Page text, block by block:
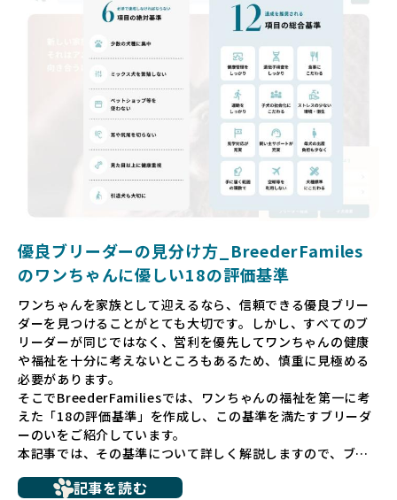
っても大きな負担であり、ワンちゃん自身にとっても非常に
だからこそ、私たちは正しい情報と安心して選べる場所を提
供すべきだと考えています。BreederFamiliesでは、ワンち
ゃんを家族のように愛する「優良ブリーダー」のみを独自の
厳しい基準で厳選し、その評価基準や評価結果をオープンに
しています。これにより、消費者の皆様が安心して子犬やブ
リーダーを選べる環境を整えています。
そして、消費者の皆様が正しい情報をもとに優良ブリーダー
を求めることで、ワンちゃんを家族のように愛する優良ブリ
ーダーが増え、営利優先の「悪徳ブリーダー」が自然と淘汰
される社会を目指しています。目の前の子犬だけでなく、親
ゃんに優しい世界を築いていきたいと考えています。
長するための環境が十分に整っていない場合が多く、販売ま
での間に過密な環境や長距離移動のストレスを受けることが
少なくありません。このような環境は、健康リスクや社会性
の問題につながりやすく、ワンちゃんにとっても望ましいと
は言えません。
こうした背景から、BreederFamiliesはペットショップを介
さない直接販売を採用するとともに、ペットオークションや
ペットショップを利用するブリーダーの掲載も行ってしませ
ん。
ペットショップを避けた方がいい理由の詳細はこちら
優良ブリーダーの見分け方_BreederFamiles
のワンちゃんに優しい18の評価基準
ワンちゃんを家族として迎えるなら、信頼できる優良ブリー
ダーを見つけることがとても大切です。しかし、すべてのブ
リーダーが同じではなく、営利を優先してワンちゃんの健康
や福祉を十分に考えないところもあるため、慎重に見極める
必要があります。
そこでBreederFamiliesでは、ワンちゃんの福祉を第一に考
えた「18の評価基準」を作成し、この基準を満たすブリーダ
ーのいをご紹介しています。
本記事では、その基準について詳しく解説しますので、ブリ
記事を読む